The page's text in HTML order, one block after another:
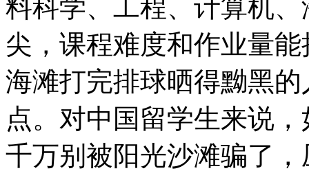
料科学、工程、计算机
尖，课程难度和作业量
海滩打完排球晒得黝黑
点。对中国留学生来说
千万别被阳光沙滩骗了